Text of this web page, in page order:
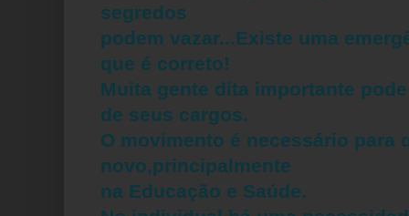
segredos
podem vazar...Existe uma
que é correto!
Muita gente dita importante
de seus cargos.
O movimento é necessário para
novo,principalmente
na Educação e Saúde.